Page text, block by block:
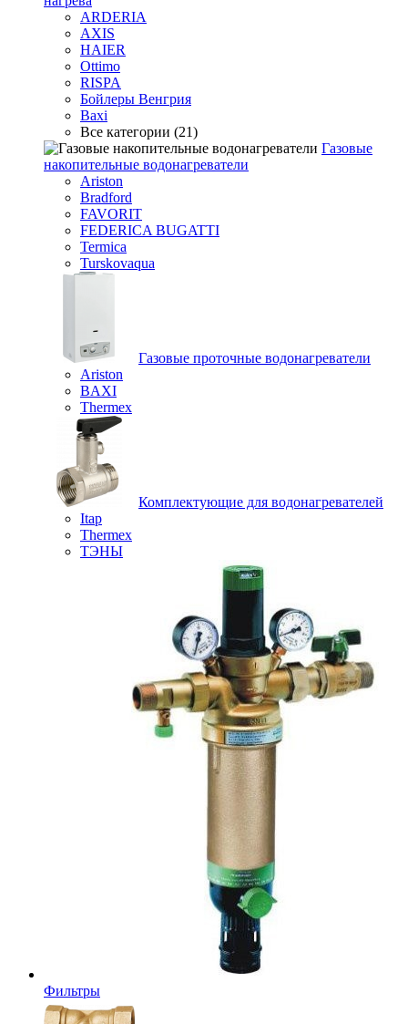
ARDERIA
AXIS
HAIER
Ottimo
RISPA
Бойлеры Венгрия
Baxi
Все категории (21)
Газовые
накопительные водонагреватели
Ariston
Bradford
FAVORIT
FEDERICA BUGATTI
Termica
Turskovaqua
Газовые проточные водонагреватели
Ariston
BAXI
Thermex
Комплектующие для водонагревателей
Itap
Thermex
ТЭНЫ
Фильтры